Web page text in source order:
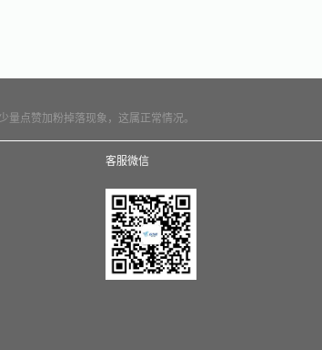
点赞加粉掉落现象，这属正常情况。
客服微信